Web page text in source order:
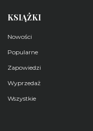
KSIĄŻKI
Nowości
Popularne
Zapowiedzi
Wyprzedaż
Wszystkie